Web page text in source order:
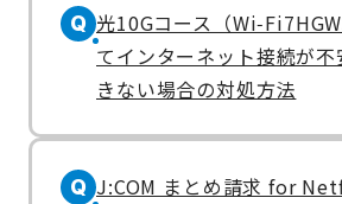
Q 光10Gコース（
てインターネット接続が
きない場合の対処方法
Q J:COM まとめ請求 for